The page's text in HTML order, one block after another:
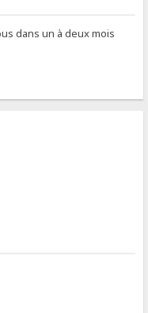
dans un à deux mois